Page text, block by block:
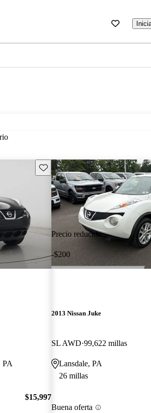
Guarda este Aviso
PA
$15,997
Precio reducido
-$200
2013 Nissan Juke
SL AWD 99,622 millas
Lansdale, PA
26 millas
Buena oferta